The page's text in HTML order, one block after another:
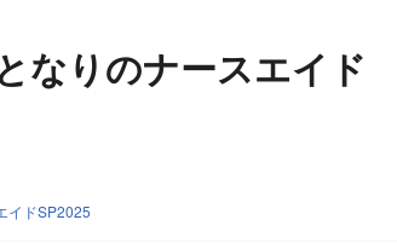
なりのナースエイド
イドSP2025